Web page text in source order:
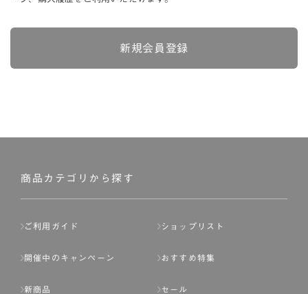
新規会員登録
商品カテゴリから探す
ご利用ガイド ショップリスト
開催中のキャンペーン おすすめ特集
新商品 セール